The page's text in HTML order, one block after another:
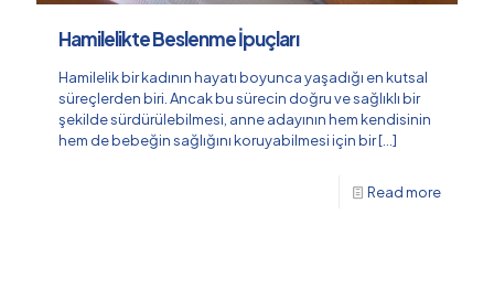
Hamilelikte Beslenme İpuçları
Hamilelik bir kadının hayatı boyunca yaşadığı en kutsal
süreçlerden biri. Ancak bu sürecin doğru ve sağlıklı bir
şekilde sürdürülebilmesi, anne adayının hem kendisinin
hem de bebeğin sağlığını koruyabilmesi için bir[…]
Read more